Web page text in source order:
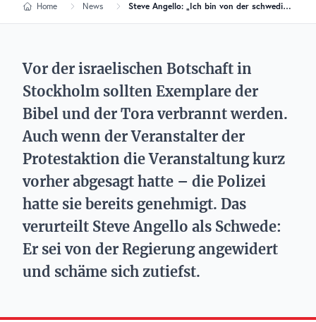
Home News Steve Angello: „Ich bin von der schwedischen Regierung angewidert“
Vor der israelischen Botschaft in
Stockholm sollten Exemplare der
Bibel und der Tora verbrannt werden.
Auch wenn der Veranstalter der
Protestaktion die Veranstaltung kurz
vorher abgesagt hatte – die Polizei
hatte sie bereits genehmigt. Das
verurteilt Steve Angello als Schwede:
Er sei von der Regierung angewidert
und schäme sich zutiefst.